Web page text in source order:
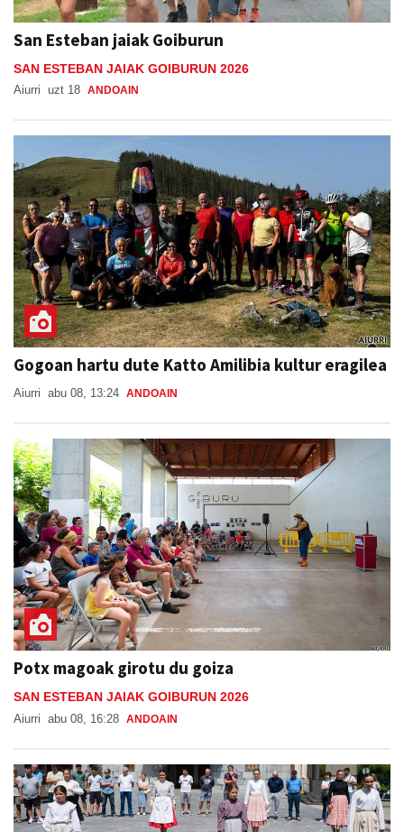
San Esteban jaiak Goiburun
SAN ESTEBAN JAIAK GOIBURUN 2026
Aiurri uzt 18 ANDOAIN
Gogoan hartu dute Katto Amilibia kultur eragilea
Aiurri abu 08, 13:24 ANDOAIN
Potx magoak girotu du goiza
SAN ESTEBAN JAIAK GOIBURUN 2026
Aiurri abu 08, 16:28 ANDOAIN